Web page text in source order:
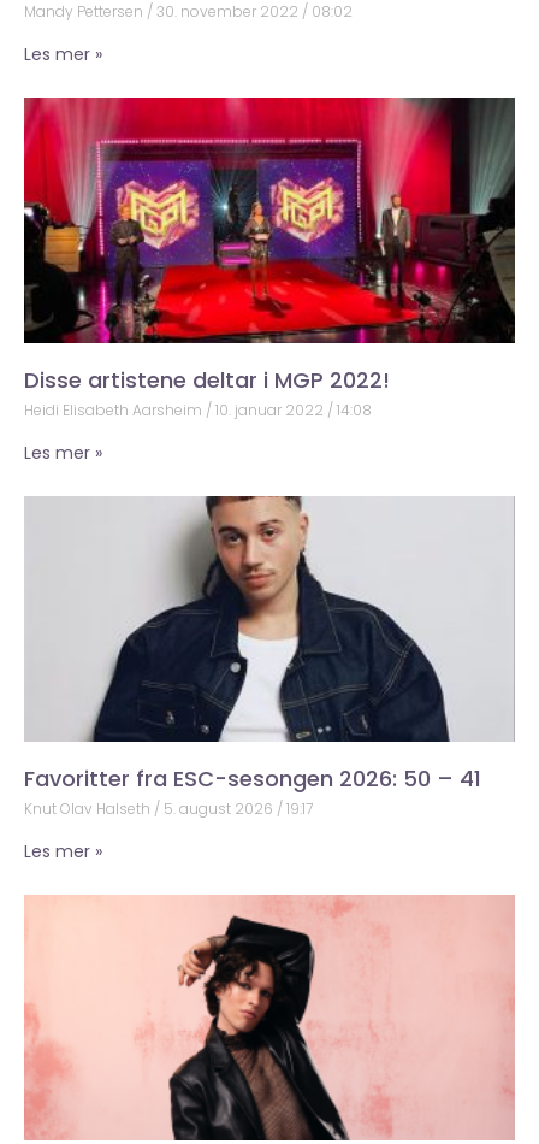
Mandy Pettersen 30. november 2022 08:02
Les mer »
Disse artistene deltar i MGP 2022!
Heidi Elisabeth Aarsheim 10. januar 2022 14:08
Les mer »
Favoritter fra ESC-sesongen 2026: 50 – 41
Knut Olav Halseth 5. august 2026 19:17
Les mer »